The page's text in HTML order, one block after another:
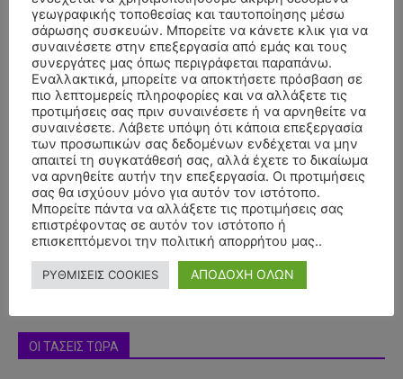
- Advertisment -
ΟΙ ΤΑΣΕΙΣ ΤΩΡΑ
γεωγραφικής τοποθεσίας και ταυτοποίησης μέσω
σάρωσης συσκευών. Μπορείτε να κάνετε κλικ για να
συναινέσετε στην επεξεργασία από εμάς και τους
συνεργάτες μας όπως περιγράφεται παραπάνω.
Εναλλακτικά, μπορείτε να αποκτήσετε πρόσβαση σε
πιο λεπτομερείς πληροφορίες και να αλλάξετε τις
προτιμήσεις σας πριν συναινέσετε ή να αρνηθείτε να
συναινέσετε. Λάβετε υπόψη ότι κάποια επεξεργασία
των προσωπικών σας δεδομένων ενδέχεται να μην
απαιτεί τη συγκατάθεσή σας, αλλά έχετε το δικαίωμα
να αρνηθείτε αυτήν την επεξεργασία. Οι προτιμήσεις
σας θα ισχύουν μόνο για αυτόν τον ιστότοπο.
Μπορείτε πάντα να αλλάξετε τις προτιμήσεις σας
επιστρέφοντας σε αυτόν τον ιστότοπο ή
επισκεπτόμενοι την πολιτική απορρήτου μας..
ΡΥΘΜΙΣΕΙΣ COOKIES ΑΠΟΔΟΧΗ ΟΛΩΝ